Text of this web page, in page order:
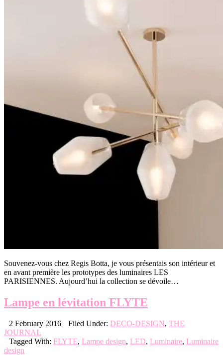
Souvenez-vous chez Regis Botta, je vous présentais son intérieur et
en avant première les prototypes des luminaires LES
PARISIENNES. Aujourd’hui la collection se dévoile…
Lampe en lévitation FLYTE
2 February 2016 Filed Under: DECO-DESIGN, THE
JOURNAL
Tagged With: FLYTE, Lampe design, LED, Luminaire, Luminaire
design